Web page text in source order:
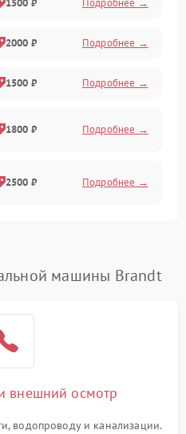
1500 ₽ Подробнее →
2000 ₽ Подробнее →
1500 ₽ Подробнее →
1800 ₽ Подробнее →
2500 ₽ Подробнее →
Подробнее →
машины Brandt
внешний осмотр
водопроводу и канализации.